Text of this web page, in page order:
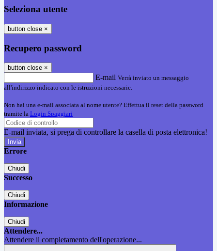
Seleziona utente
button close ×
Recupero password
button close ×
E-mail Verrà inviato un messaggio
all'indirizzo indicato con le istruzioni necessarie.
Non hai una e-mail associata al nome utente? Effettua il reset della password
tramite la Login Spaggiari
E-mail inviata, si prega di controllare la casella di posta elettronica!
Errore
Chiudi
Successo
Chiudi
Informazione
Chiudi
Attendere...
Attendere il completamento dell'operazione...